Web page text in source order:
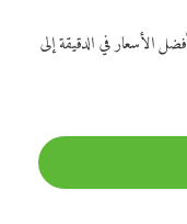
الأسعار في الدقيقة إلى